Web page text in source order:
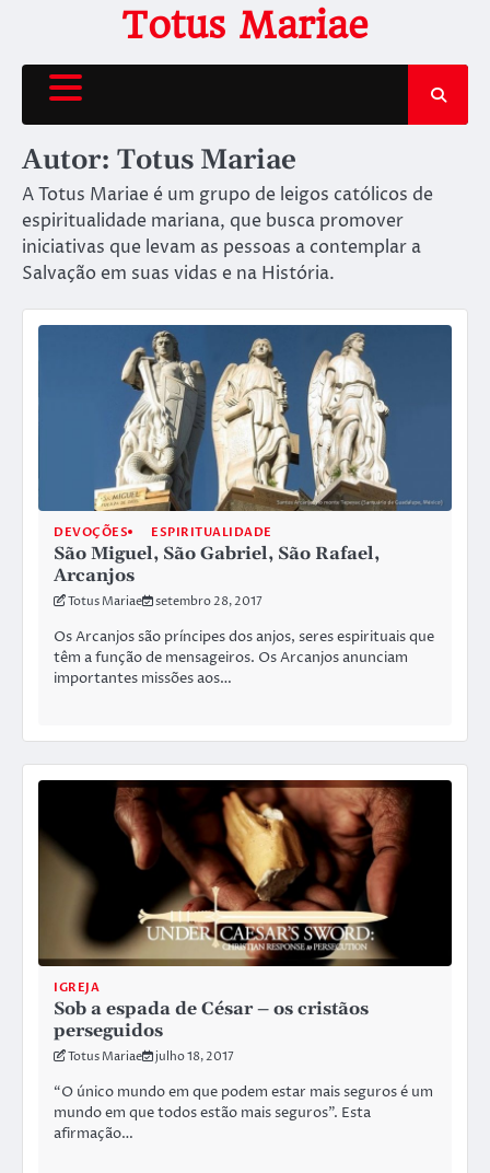
content
Totus Mariae
Autor: Totus Mariae
A Totus Mariae é um grupo de leigos católicos de
espiritualidade mariana, que busca promover
iniciativas que levam as pessoas a contemplar a
Salvação em suas vidas e na História.
DEVOÇÕES ESPIRITUALIDADE
São Miguel, São Gabriel, São Rafael,
Arcanjos
Totus Mariae setembro 28, 2017
Os Arcanjos são príncipes dos anjos, seres espirituais que
têm a função de mensageiros. Os Arcanjos anunciam
importantes missões aos…
IGREJA
Sob a espada de César – os cristãos
perseguidos
Totus Mariae julho 18, 2017
“O único mundo em que podem estar mais seguros é um
mundo em que todos estão mais seguros”. Esta
afirmação…